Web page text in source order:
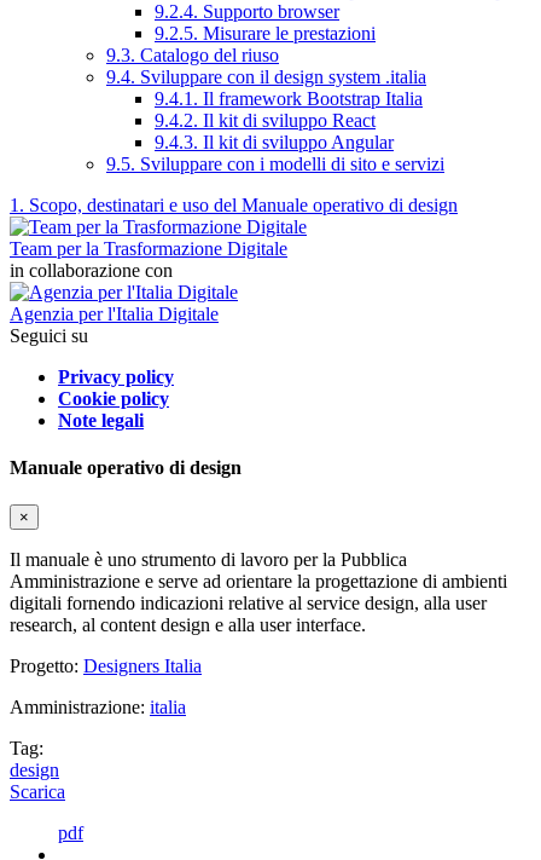
9.2.4. Supporto browser
9.2.5. Misurare le prestazioni
9.3. Catalogo del riuso
9.4. Sviluppare con il design system .italia
9.4.1. Il framework Bootstrap Italia
9.4.2. Il kit di sviluppo React
9.4.3. Il kit di sviluppo Angular
9.5. Sviluppare con i modelli di sito e servizi
1. Scopo, destinatari e uso del Manuale operativo di design
Team per la Trasformazione Digitale
in collaborazione con
Agenzia per l'Italia Digitale
Seguici su
Privacy policy
Cookie policy
Note legali
Manuale operativo di design
×
Il manuale è uno strumento di lavoro per la Pubblica
Amministrazione e serve ad orientare la progettazione di ambienti
digitali fornendo indicazioni relative al service design, alla user
research, al content design e alla user interface.
Progetto: Designers Italia
Amministrazione: italia
Tag:
design
Scarica
pdf